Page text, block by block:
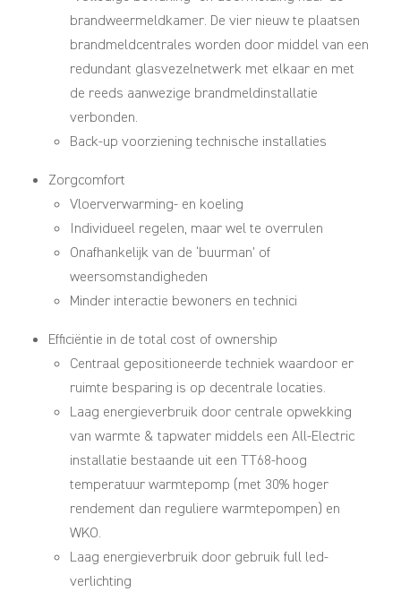
brandweermeldkamer. De vier nieuw te plaatsen
brandmeldcentrales worden door middel van een
redundant glasvezelnetwerk met elkaar en met
de reeds aanwezige brandmeldinstallatie
verbonden.
Back-up voorziening technische installaties
Zorgcomfort
Vloerverwarming- en koeling
Individueel regelen, maar wel te overrulen
Onafhankelijk van de ‘buurman’ of
weersomstandigheden
Minder interactie bewoners en technici
Efficiëntie in de total cost of ownership
Centraal gepositioneerde techniek waardoor er
ruimte besparing is op decentrale locaties.
Laag energieverbruik door centrale opwekking
van warmte & tapwater middels een All-Electric
installatie bestaande uit een TT68-hoog
temperatuur warmtepomp (met 30% hoger
rendement dan reguliere warmtepompen) en
WKO.
Laag energieverbruik door gebruik full led-
verlichting